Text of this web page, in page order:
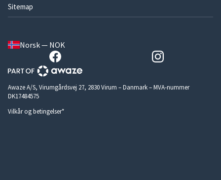
Sitemap
Norsk — NOK
Awaze A/S, Virumgårdsvej 27, 2830 Virum – Danmark – MVA-nummer
DK17484575
Vilkår og betingelser*